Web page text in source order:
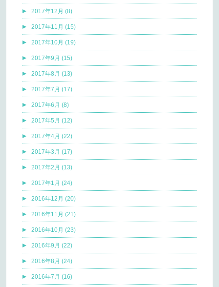
2017年12月 (8)
2017年11月 (15)
2017年10月 (19)
2017年9月 (15)
2017年8月 (13)
2017年7月 (17)
2017年6月 (8)
2017年5月 (12)
2017年4月 (22)
2017年3月 (17)
2017年2月 (13)
2017年1月 (24)
2016年12月 (20)
2016年11月 (21)
2016年10月 (23)
2016年9月 (22)
2016年8月 (24)
2016年7月 (16)